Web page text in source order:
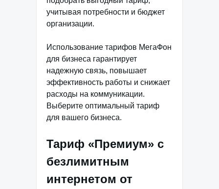
учитывая потребности и бюджет
организации.
Использование тарифов МегаФон
для бизнеса гарантирует
надежную связь, повышает
эффективность работы и снижает
расходы на коммуникации.
Выберите оптимальный тариф
для вашего бизнеса.
Тариф «Премиум» с
безлимитным
интернетом от